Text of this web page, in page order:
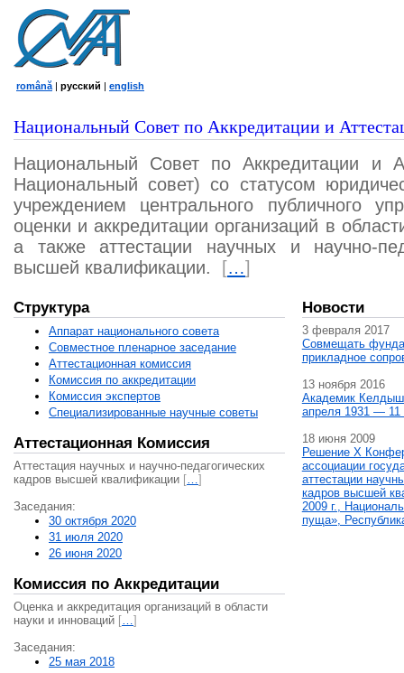
română | русский | english
Национальный Совет по Аккредитации и
Национальный Совет по Аккредитации и
Национальный совет) со статусом
учреждением центрального публичного
оценки и аккредитации организаций в
а также аттестации научных и научно-
высшей квалификации.
[…]
Структура
Аппарат национального совета
Совместное пленарное заседание
Аттестационная комисcия
Комиссия по аккредитации
Комиссия экспертов
Специализированные научные советы
Аттестационная Комиссия
Аттестация научных и научно-педагогических
кадров высшей квалификации […]
Заседания:
30 октября 2020
31 июля 2020
26 июня 2020
Комиссия по Аккредитации
Оценка и аккредитация организаций в области
науки и инноваций […]
Заседания:
25 мая 2018
Новости
3 февраля 2017
Совмещать
прикладное
13 ноября 2016
Академик
апреля 1931 — 11
18 июня 2009
Решение X
ассоциации
аттестации
кадров высшей
2009 г.,
пуща»,